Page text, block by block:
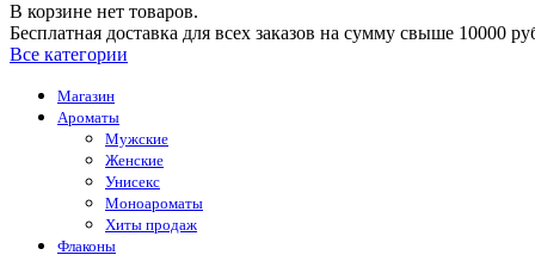
В корзине нет товаров.
Бесплатная доставка для всех заказов на сумму свыше 10000
Все категории
Магазин
Ароматы
Мужские
Женские
Унисекс
Моноароматы
Хиты продаж
Флаконы